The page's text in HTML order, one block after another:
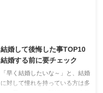
く結婚に前向きになれない女性
も、読めば結婚に対するイメージ
がガラッと変わるはずです♪
結婚して後悔した事TOP10
結婚する前に要チェック
「早く結婚したいな～」と、結婚
に対して憧れを持っている方は多